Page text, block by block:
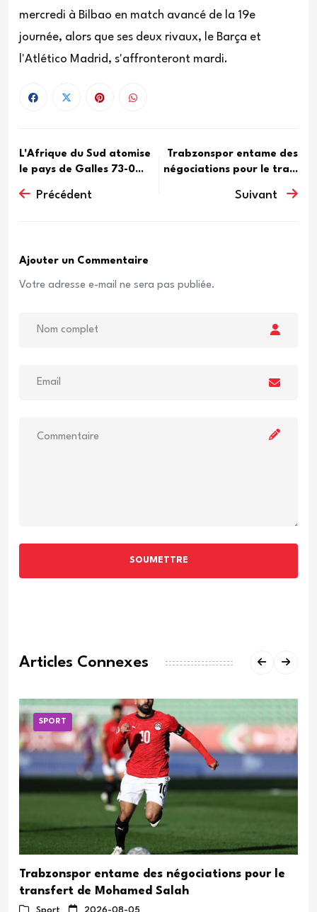
mercredi à Bilbao en match avancé de la 19e
journée, alors que ses deux rivaux, le Barça et
l'Atlético Madrid, s'affronteront mardi.
L'Afrique du Sud atomise
le pays de Galles 73-0...
Précédent
Trabzonspor entame des
négociations pour le tra...
Suivant
Ajouter un Commentaire
Votre adresse e-mail ne sera pas publiée.
SOUMETTRE
Articles Connexes
SPORT
Trabzonspor entame des négociations pour le
transfert de Mohamed Salah